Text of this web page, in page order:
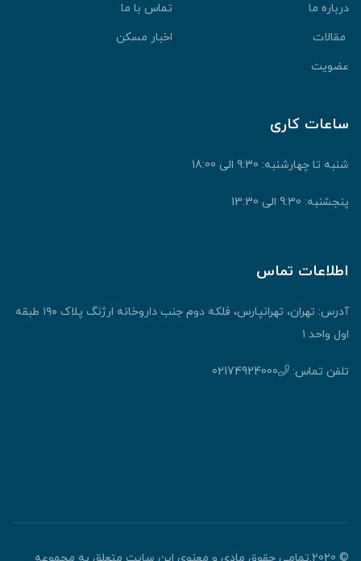
درباره ما
تماس با ما
مقالات
اخبار مسکن
عضویت
ساعات کاری
شنبه تا چهارشنبه: 9:30 الی 18:00
پنجشنبه: 9:30 الی 13:30
اطلاعات تماس
آدرس: تهران، تهرانپارس، فلکه دوم جنب داروخانه ارژنگ پلاک ۱۹۰ طبقه
اول واحد ۱
تلفن تماس: 02174924000